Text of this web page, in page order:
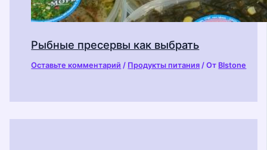
Рыбные пресервы как выбрать
Оставьте комментарий / Продукты питания / От Blstone